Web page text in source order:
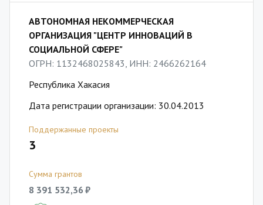
АВТОНОМНАЯ НЕКОММЕРЧЕСКАЯ
ОРГАНИЗАЦИЯ "ЦЕНТР ИННОВАЦИЙ В
СОЦИАЛЬНОЙ СФЕРЕ"
ОГРН: 1132468025843, ИНН: 2466262164
Республика Хакасия
Дата регистрации организации: 30.04.2013
Поддержанные проекты
3
Сумма грантов
8 391 532,36 ₽